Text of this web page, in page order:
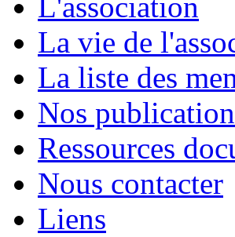
L'association
La vie de
La liste des
Nos
Ressources
Nous contacter
Liens